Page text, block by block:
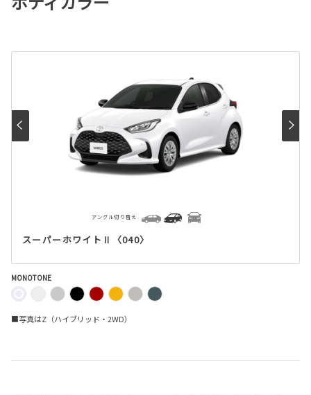
スーパーホワイトⅡ〈040〉
アングル切り替え
MONOTONE
■写真はZ（ハイブリッド・2WD）